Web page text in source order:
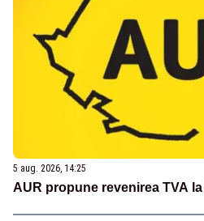
5 aug. 2026, 14:25
AUR propune revenirea TVA